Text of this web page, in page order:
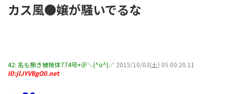
カス風●嬢が騒いでるな
42: 名も無き被検体774号+＠＼(^o^)／ 2015/10/03(土) 05:00:20.11
ID:jlJYVBgO0.net